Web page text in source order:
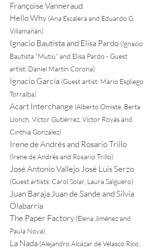
Françoise Vanneraud
Hello Why (Ana Escalera and Eduardo G.
Villamañán)
Ignacio Bautista and Elisa Pardo (Ignacio
Bautista “Mutiu” and Elisa Pardo - Guest
artist: Daniel Martín Corona)
Ignacio García (Guest artist: Mario Espliego
Torralba)
Acart Interchange (Alberto Omiste, Berta
Llonch, Víctor Gutiérrez, Víctor Royás and
Cinthia González)
Irene de Andrés and Rosario Trillo
(Irene de Andrés and Rosario Trillo)
José Antonio Vallejo José Luis Serzo
(Guest artists: Carol Solar, Laura Salguero)
Juan Baraja Juan de Sande and Silvia
Olabarría
The Paper Factory (Elena Jiménez and
Paula Noya)
La Nada (Alejandro Alcázar de Velasco Rico,